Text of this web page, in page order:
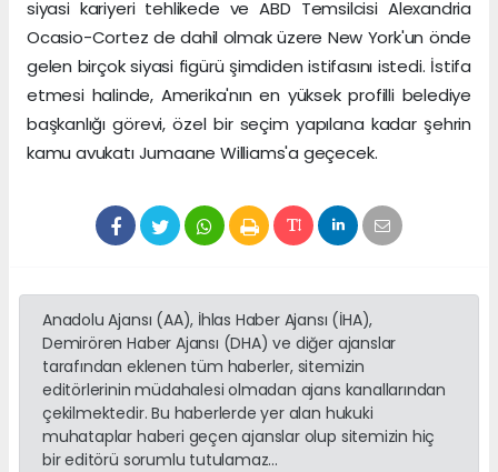
siyasi kariyeri tehlikede ve ABD Temsilcisi Alexandria
Ocasio-Cortez de dahil olmak üzere New York'un önde
gelen birçok siyasi figürü şimdiden istifasını istedi. İstifa
etmesi halinde, Amerika'nın en yüksek profilli belediye
başkanlığı görevi, özel bir seçim yapılana kadar şehrin
kamu avukatı Jumaane Williams'a geçecek.
Anadolu Ajansı (AA), İhlas Haber Ajansı (İHA),
Demirören Haber Ajansı (DHA) ve diğer ajanslar
tarafından eklenen tüm haberler, sitemizin
editörlerinin müdahalesi olmadan ajans kanallarından
çekilmektedir. Bu haberlerde yer alan hukuki
muhataplar haberi geçen ajanslar olup sitemizin hiç
bir editörü sorumlu tutulamaz...